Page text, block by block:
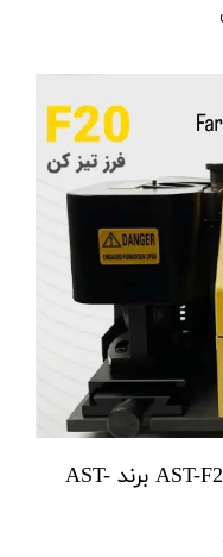
دستگاه فرز تیزکن کف مدل AST-F20 برند AST-